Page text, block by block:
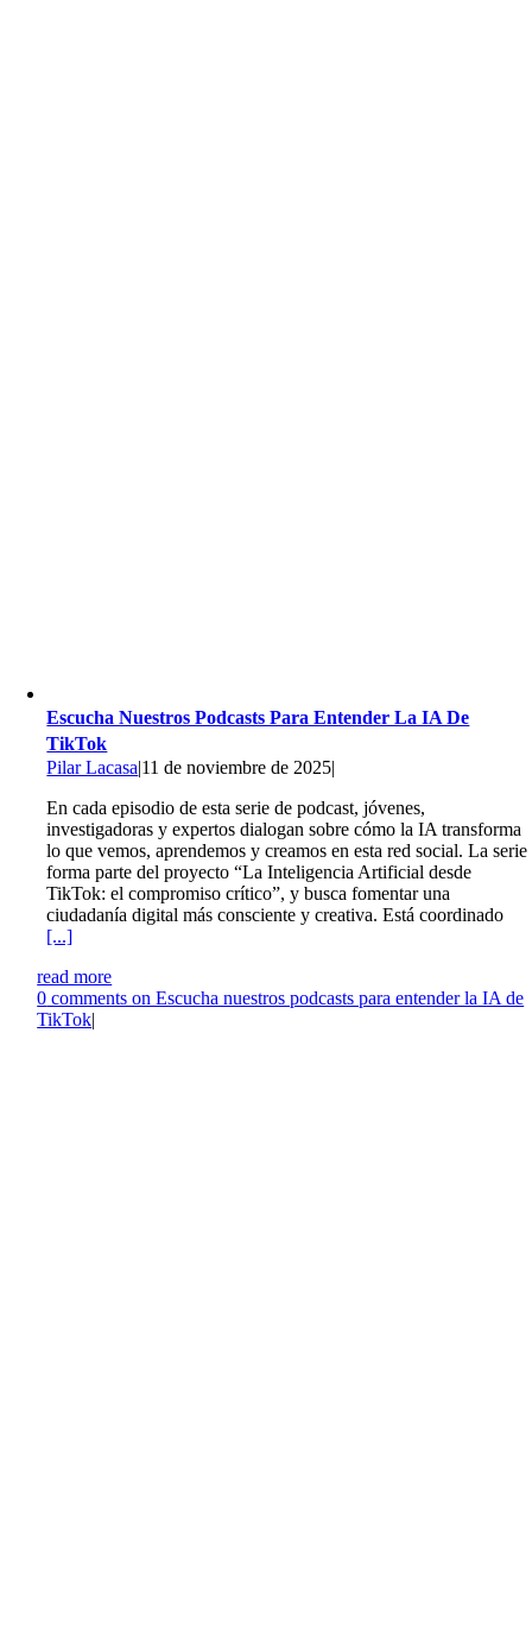
Escucha Nuestros Podcasts Para Entender La IA De
TikTok
Pilar Lacasa|11 de noviembre de 2025|
En cada episodio de esta serie de podcast, jóvenes,
investigadoras y expertos dialogan sobre cómo la IA transforma
lo que vemos, aprendemos y creamos en esta red social. La serie
forma parte del proyecto “La Inteligencia Artificial desde
TikTok: el compromiso crítico”, y busca fomentar una
ciudadanía digital más consciente y creativa. Está coordinado
[...]
read more
0 comments on Escucha nuestros podcasts para entender la IA de
TikTok|